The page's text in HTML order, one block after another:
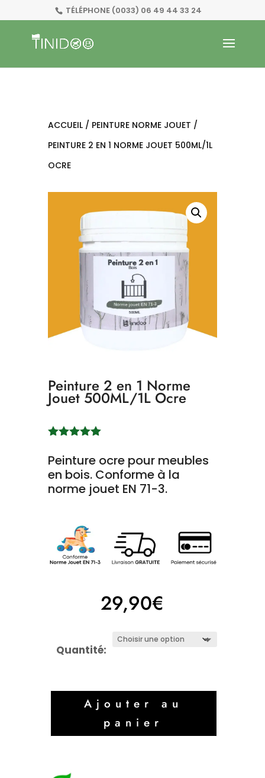
TÉLÉPHONE (0033) 06 49 44 33 24
ACCUEIL/ PEINTURE NORME JOUET /
PEINTURE 2 EN 1 NORME JOUET 500ML/1L
OCRE
Peinture 2 en 1 Norme
Jouet 500ML/1L Ocre
sur 5
basé sur
notation
client
Peinture ocre pour meubles
en bois. Conforme à la
norme jouet EN 71-3.
29,90€
Quantité:
Ajouter au
panier